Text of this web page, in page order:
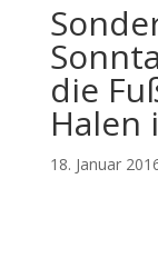
die
Halen
18. Januar